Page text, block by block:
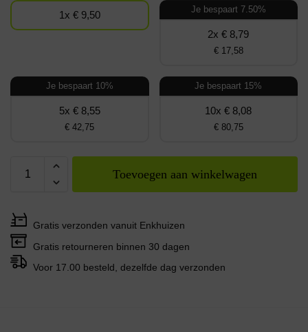
1x € 9,50 Je bespaart 7.50%
2x € 8,79
€ 17,58
Je bespaart 10%
5x € 8,55
€ 42,75
Je bespaart 15%
10x € 8,08
€ 80,75
Toevoegen aan winkelwagen
Gratis verzonden vanuit Enkhuizen
Gratis retourneren binnen 30 dagen
Voor 17.00 besteld, dezelfde dag verzonden